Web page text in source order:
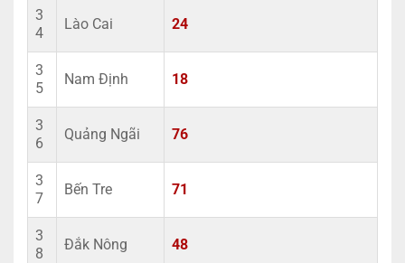
3
4
Lào Cai 24
3
5
Nam Định 18
3
6
Quảng Ngãi 76
3
7
Bến Tre 71
3
8
Đắk Nông 48